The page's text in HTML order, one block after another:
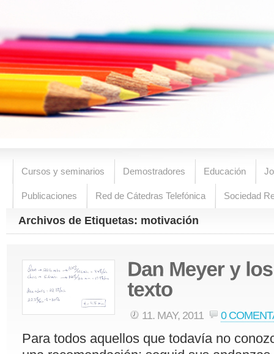
Cursos y seminarios Demostradores Educación
Publicaciones Red de Cátedras Telefónica Sociedad
Archivos de Etiquetas: motivación
11. MAY, 2011 0
Para todos aquellos que todavía no